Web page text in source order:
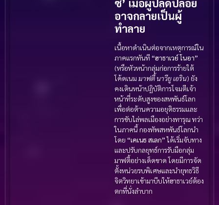
อาจกลายเป็นผู้
ทำลาย
เนื้อหาดำเนินต่อจากเหตุการณ์ใน
ภาคแรกทันที “ฮาธาเวย์ โนอา”
(หรือหัวหน้ากลุ่มก่อการร้ายใต้
โค้ดเนม มาฟตี้ นาวียู เอริน) ยัง
คงเดินหน้าปฏิบัติการโจมตีเจ้า
หน้าที่ระดับสูงของสหพันธ์โลก
เพื่อต่อต้านความอยุติธรรมและ
การขับไล่พลเมืองอย่างทารุณ ทว่า
ในภาคนี้ กองทัพสหพันธ์โลกนำ
โดย “เคเนธ สเลก”ได้เริ่มจับทาง
และปรับกลยุทธ์การรับมือกลุ่ม
มาฟตี้อย่างเด็ดขาด โดยมีการจัด
ตั้งหน่วยรบพิเศษและนำยุทธวิธี
จิตวิทยาเข้ามาบีบให้ฮาธาเวย์ต้อง
ตกที่นั่งลำบาก